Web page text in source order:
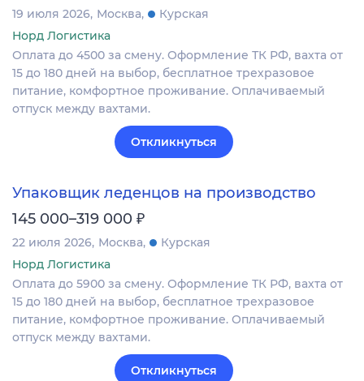
19 июля 2026 Москва
Курская
Норд Логистика
Оплата до 4500 за смену. Оформление ТК РФ, вахта от
15 до 180 дней на выбор, бесплатное трехразовое
питание, комфортное проживание. Оплачиваемый
отпуск между вахтами.
Откликнуться
Упаковщик леденцов на производство
145 000–319 000 ₽
22 июля 2026 Москва
Курская
Норд Логистика
Оплата до 5900 за смену. Оформление ТК РФ, вахта от
15 до 180 дней на выбор, бесплатное трехразовое
питание, комфортное проживание. Оплачиваемый
отпуск между вахтами.
Откликнуться